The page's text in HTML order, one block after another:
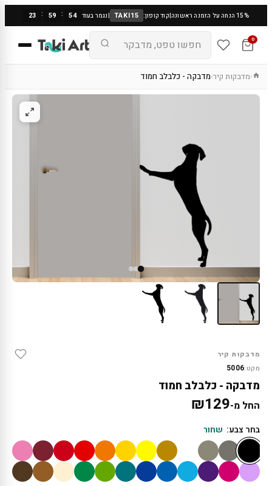
15% הנחה על הזמנה ראשונה |קוד קופון: TAKI15
|נגמר בעוד 23 : 59 : 53
0
›מדבקות קיר›מדבקה - כלבלב חמוד
מדבקות קיר
מקט:5006
מדבקה - כלבלב חמוד
החל מ- ₪129
בחר צבע: שחור